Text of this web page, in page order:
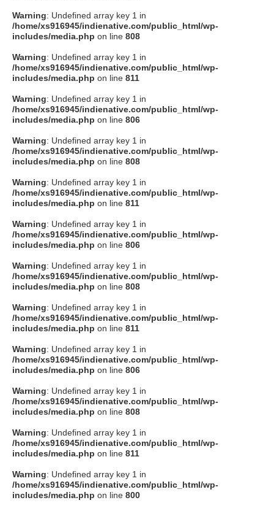
Warning: Undefined array key 1 in
/home/xs916945/indienative.com/public_html/wp-
includes/media.php on line 808
Warning: Undefined array key 1 in
/home/xs916945/indienative.com/public_html/wp-
includes/media.php on line 811
Warning: Undefined array key 1 in
/home/xs916945/indienative.com/public_html/wp-
includes/media.php on line 806
Warning: Undefined array key 1 in
/home/xs916945/indienative.com/public_html/wp-
includes/media.php on line 808
Warning: Undefined array key 1 in
/home/xs916945/indienative.com/public_html/wp-
includes/media.php on line 811
Warning: Undefined array key 1 in
/home/xs916945/indienative.com/public_html/wp-
includes/media.php on line 806
Warning: Undefined array key 1 in
/home/xs916945/indienative.com/public_html/wp-
includes/media.php on line 808
Warning: Undefined array key 1 in
/home/xs916945/indienative.com/public_html/wp-
includes/media.php on line 811
Warning: Undefined array key 1 in
/home/xs916945/indienative.com/public_html/wp-
includes/media.php on line 806
Warning: Undefined array key 1 in
/home/xs916945/indienative.com/public_html/wp-
includes/media.php on line 808
Warning: Undefined array key 1 in
/home/xs916945/indienative.com/public_html/wp-
includes/media.php on line 811
Warning: Undefined array key 1 in
/home/xs916945/indienative.com/public_html/wp-
includes/media.php on line 800